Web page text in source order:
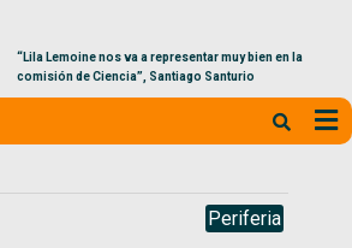
“Lila Lemoine nos va a representar muy bien en la
comisión de Ciencia”, Santiago Santurio
Periferia